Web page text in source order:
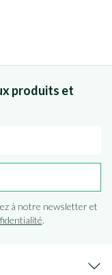
produits et
à notre newsletter et
.